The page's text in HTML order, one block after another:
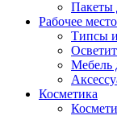
Пакеты
Рабочее
Типсы
Мебель
Косметика